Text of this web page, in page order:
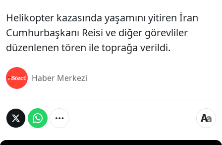
Helikopter kazasında yaşamını yitiren İran
Cumhurbaşkanı Reisi ve diğer görevliler
düzenlenen tören ile toprağa verildi.
Haber Merkezi